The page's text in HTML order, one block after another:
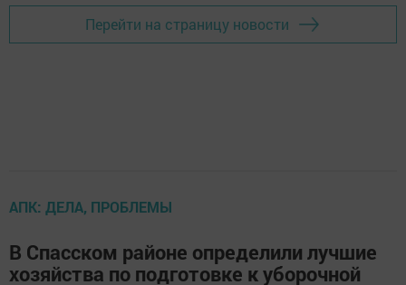
Перейти на страницу новости
АПК: ДЕЛА, ПРОБЛЕМЫ
В Спасском районе определили лучшие
хозяйства по подготовке к уборочной